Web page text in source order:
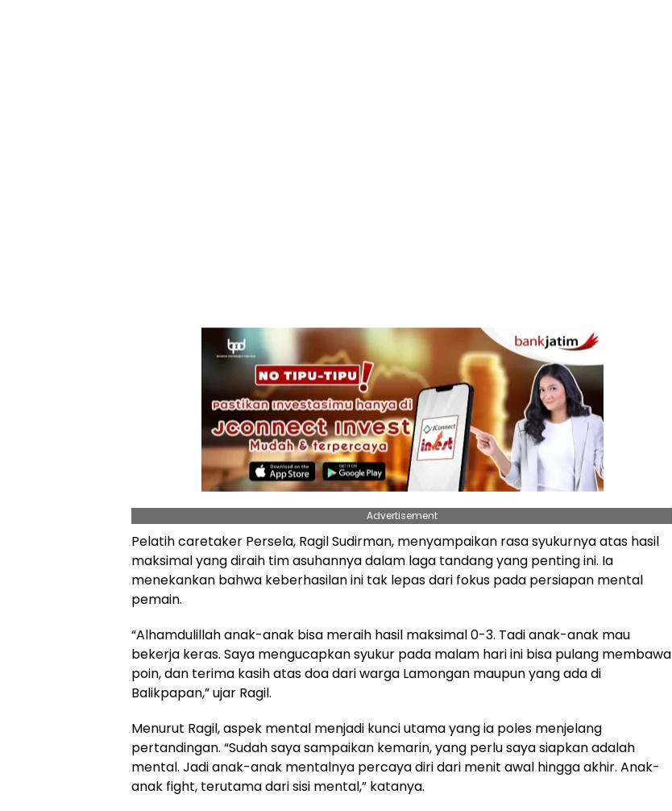
Advertisement
Pelatih caretaker Persela, Ragil Sudirman, menyampaikan rasa syukurnya atas hasil
maksimal yang diraih tim asuhannya dalam laga tandang yang penting ini. Ia
menekankan bahwa keberhasilan ini tak lepas dari fokus pada persiapan mental
pemain.
“Alhamdulillah anak-anak bisa meraih hasil maksimal 0-3. Tadi anak-anak mau
bekerja keras. Saya mengucapkan syukur pada malam hari ini bisa pulang membawa
poin, dan terima kasih atas doa dari warga Lamongan maupun yang ada di
Balikpapan,” ujar Ragil.
Menurut Ragil, aspek mental menjadi kunci utama yang ia poles menjelang
pertandingan. “Sudah saya sampaikan kemarin, yang perlu saya siapkan adalah
mental. Jadi anak-anak mentalnya percaya diri dari menit awal hingga akhir. Anak-
anak fight, terutama dari sisi mental,” katanya.